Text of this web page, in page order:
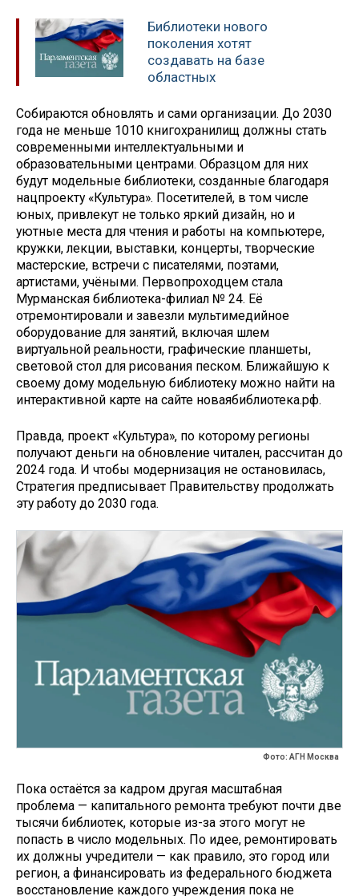
Библиотеки нового
поколения хотят
создавать на базе
областных
Собираются обновлять и сами организации. До 2030
года не меньше 1010 книгохранилищ должны стать
современными интеллектуальными и
образовательными центрами. Образцом для них
будут модельные библиотеки, созданные благодаря
нацпроекту «Культура». Посетителей, в том числе
юных, привлекут не только яркий дизайн, но и
уютные места для чтения и работы на компьютере,
кружки, лекции, выставки, концерты, творческие
мастерские, встречи с писателями, поэтами,
артистами, учёными. Первопроходцем стала
Мурманская библиотека-филиал № 24. Её
отремонтировали и завезли мультимедийное
оборудование для занятий, включая шлем
виртуальной реальности, графические планшеты,
световой стол для рисования песком. Ближайшую к
своему дому модельную библиотеку можно найти на
интерактивной карте на сайте новаябиблиотека.рф.
Правда, проект «Культура», по которому регионы
получают деньги на обновление читален, рассчитан до
2024 года. И чтобы модернизация не остановилась,
Стратегия предписывает Правительству продолжать
эту работу до 2030 года.
Фото: АГН Москва
Пока остаётся за кадром другая масштабная
проблема — капитального ремонта требуют почти две
тысячи библиотек, которые из-за этого могут не
попасть в число модельных. По идее, ремонтировать
их должны учредители — как правило, это город или
регион, а финансировать из федерального бюджета
восстановление каждого учреждения пока не